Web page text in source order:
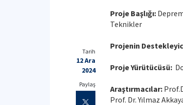
Proje Başlığı:
Teknikler
Projenin
Proje Yürütücüsü:
Araştırmacılar:
Prof. Dr. Yılmaz
Tarih
12 Ara
2024
Paylaş